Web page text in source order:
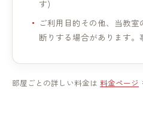
す)
ご利用目的その他、当教
断りする場合があります。
部屋ごとの詳しい料金は 料金ページ